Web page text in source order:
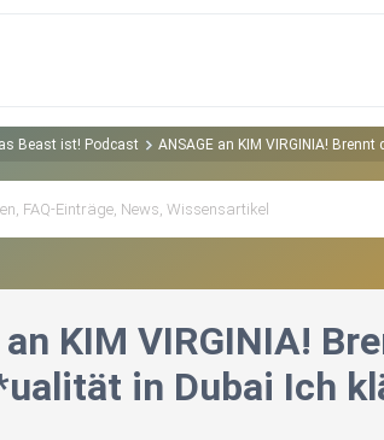
Beast ist! Podcast ANSAGE an KIM VIRGINIA!
an KIM VIRGINIA!
in Dubai Ich